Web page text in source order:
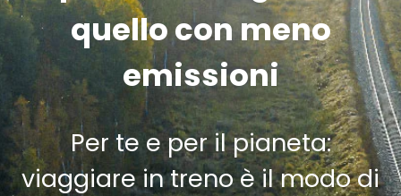
quello con meno
emissioni
Per te e per il pianeta:
viaggiare in treno è il modo di